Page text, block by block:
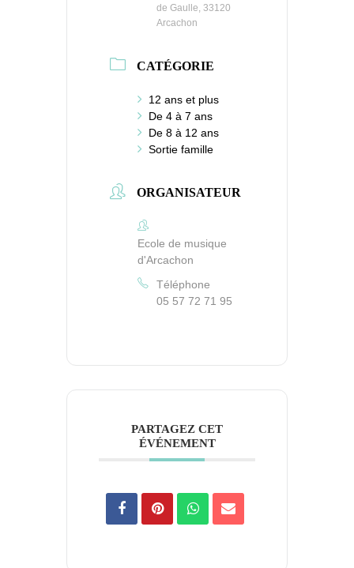
de Gaulle, 33120
Arcachon
CATÉGORIE
12 ans et plus
De 4 à 7 ans
De 8 à 12 ans
Sortie famille
ORGANISATEUR
Ecole de musique
d'Arcachon
Téléphone
05 57 72 71 95
PARTAGEZ CET
ÉVÉNEMENT